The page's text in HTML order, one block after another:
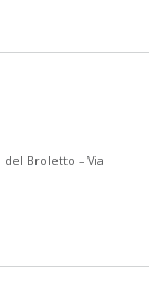
del Broletto – Via